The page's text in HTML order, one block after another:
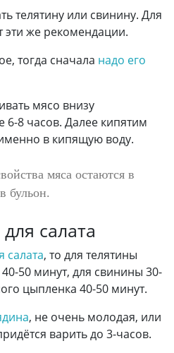
телятину или свинину. Для
эти же рекомендации.
тогда сначала надо его
мясо внизу
6-8 часов. Далее кипятим
в кипящую воду.
мяса остаются в
бульон.
салата
салата, то для телятины
50 минут, для свинины 30-
цыпленка 40-50 минут.
, не очень молодая, или
варить до 3-часов.